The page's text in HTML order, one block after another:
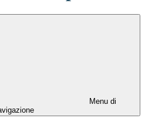
Menu di